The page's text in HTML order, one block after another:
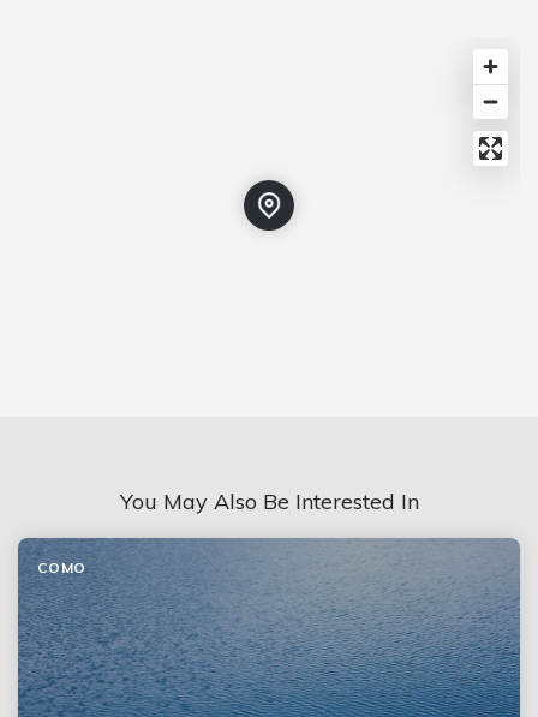
You May Also Be Interested In
COMO